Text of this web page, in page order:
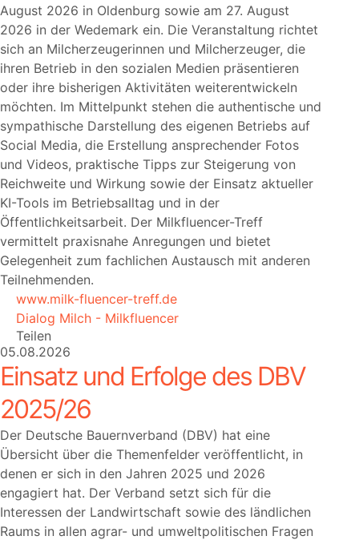
August 2026 in Oldenburg sowie am 27. August
2026 in der Wedemark ein. Die Veranstaltung richtet
sich an Milcherzeugerinnen und Milcherzeuger, die
ihren Betrieb in den sozialen Medien präsentieren
oder ihre bisherigen Aktivitäten weiterentwickeln
möchten. Im Mittelpunkt stehen die authentische und
sympathische Darstellung des eigenen Betriebs auf
Social Media, die Erstellung ansprechender Fotos
und Videos, praktische Tipps zur Steigerung von
Reichweite und Wirkung sowie der Einsatz aktueller
KI-Tools im Betriebsalltag und in der
Öffentlichkeitsarbeit. Der Milkfluencer-Treff
vermittelt praxisnahe Anregungen und bietet
Gelegenheit zum fachlichen Austausch mit anderen
Teilnehmenden.
www.milk-fluencer-treff.de
Dialog Milch - Milkfluencer
Teilen
05.08.2026
Einsatz und Erfolge des DBV
2025/26
Der Deutsche Bauernverband (DBV) hat eine
Übersicht über die Themenfelder veröffentlicht, in
denen er sich in den Jahren 2025 und 2026
engagiert hat. Der Verband setzt sich für die
Interessen der Landwirtschaft sowie des ländlichen
Raums in allen agrar- und umweltpolitischen Fragen